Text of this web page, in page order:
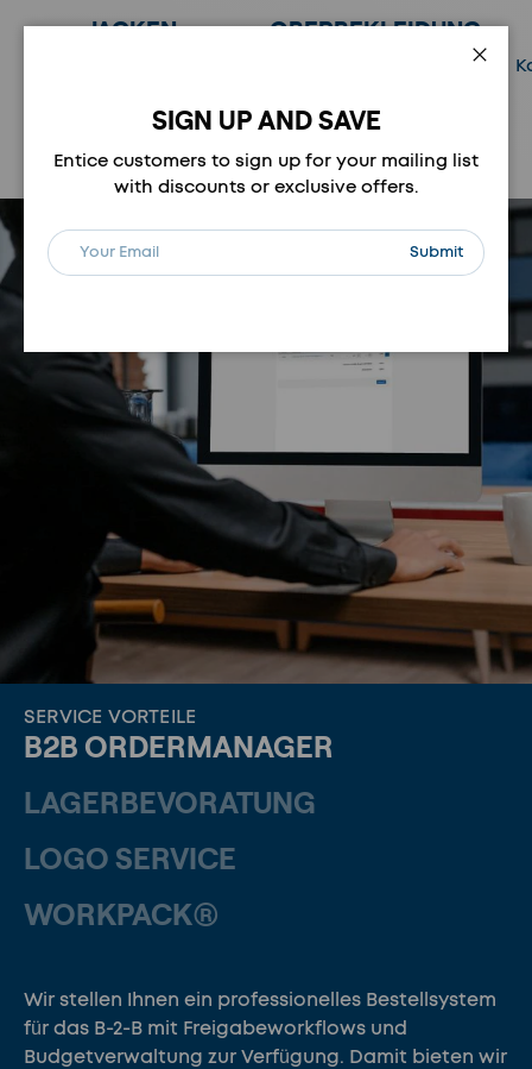
JACKEN OBERBEKLEIDUNG
SERVICE VORTEILE
B2B ORDERMANAGER
LAGERBEVORATUNG
LOGO SERVICE
WORKPACK®
Wir stellen Ihnen ein professionelles Bestellsystem
für das B-2-B mit Freigabeworkflows und
Budgetverwaltung zur Verfügung. Damit bieten wir
SIGN UP AND SAVE
Entice customers to sign up for your mailing list
with discounts or exclusive offers.
E-Mail
Abonnieren
Submit